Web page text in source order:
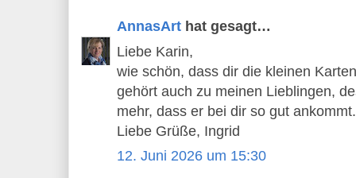
AnnasArt hat gesagt…
Liebe Karin,
wie schön, dass dir die kleinen
gehört auch zu meinen Lieblingen,
mehr, dass er bei dir so gut ankommt.
Liebe Grüße, Ingrid
12. Juni 2026 um 15:30